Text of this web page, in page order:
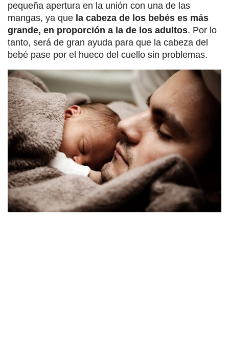
pequeña apertura en la unión con una de las
mangas, ya que la cabeza de los bebés es más
grande, en proporción a la de los adultos. Por lo
tanto, será de gran ayuda para que la cabeza del
bebé pase por el hueco del cuello sin problemas.